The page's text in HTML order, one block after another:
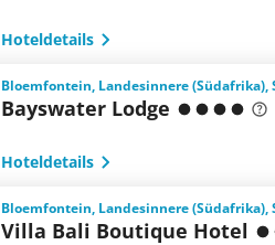
Hoteldetails
Bloemfontein, Landesinnere (Südafrika),
Bayswater Lodge
Hoteldetails
Bloemfontein, Landesinnere (Südafrika),
Villa Bali Boutique Hotel